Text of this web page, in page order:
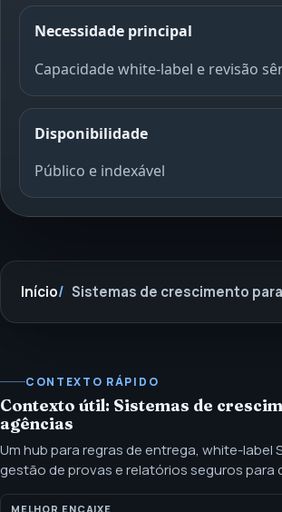
Necessidade principal
Capacidade white-label e revisão
Disponibilidade
Público e indexável
Início Sistemas de crescimento
CONTEXTO RÁPIDO
Contexto útil: Sistemas de
agências
Um hub para regras de entrega, white-label
gestão de provas e relatórios seguros para
hub quando sua agência precisar de
MELHOR ENCAIXE